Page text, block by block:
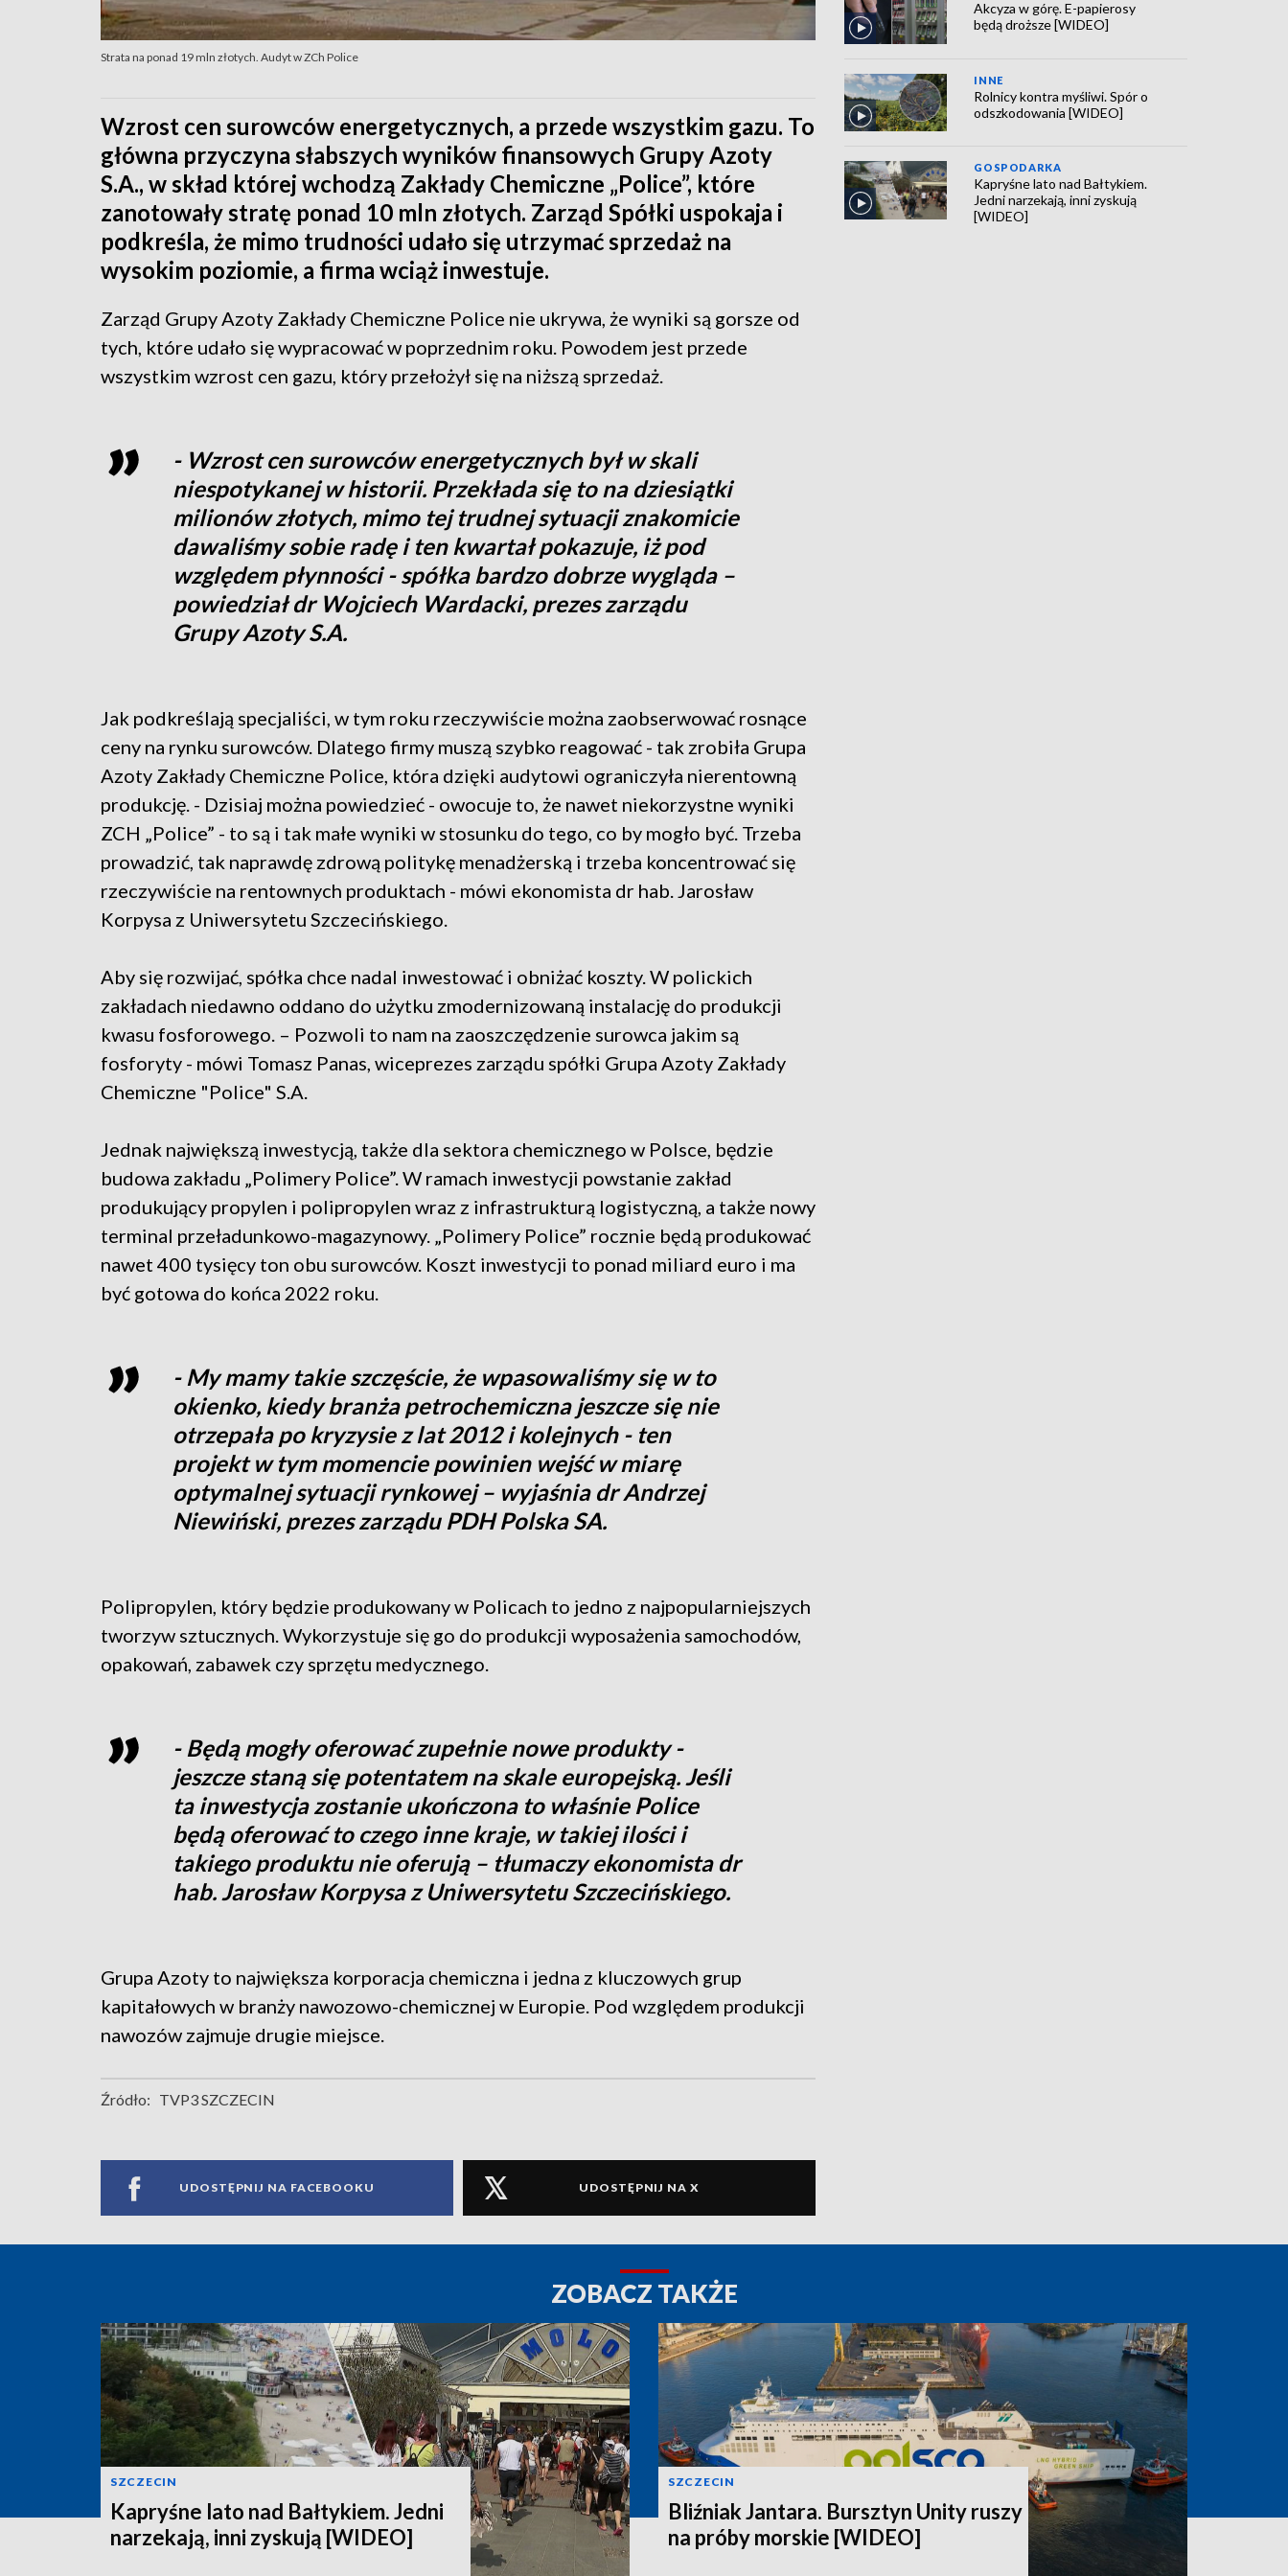
Strata na ponad 19 mln złotych. Audyt w ZCh Police
Wzrost cen surowców energetycznych, a przede wszystkim gazu. To
główna przyczyna słabszych wyników finansowych Grupy Azoty
S.A., w skład której wchodzą Zakłady Chemiczne „Police”, które
zanotowały stratę ponad 10 mln złotych. Zarząd Spółki uspokaja i
podkreśla, że mimo trudności udało się utrzymać sprzedaż na
wysokim poziomie, a firma wciąż inwestuje.
Zarząd Grupy Azoty Zakłady Chemiczne Police nie ukrywa, że wyniki są gorsze od
tych, które udało się wypracować w poprzednim roku. Powodem jest przede
wszystkim wzrost cen gazu, który przełożył się na niższą sprzedaż.
- Wzrost cen surowców energetycznych był w skali
niespotykanej w historii. Przekłada się to na dziesiątki
milionów złotych, mimo tej trudnej sytuacji znakomicie
dawaliśmy sobie radę i ten kwartał pokazuje, iż pod
względem płynności - spółka bardzo dobrze wygląda –
powiedział dr Wojciech Wardacki, prezes zarządu
Grupy Azoty S.A.
Jak podkreślają specjaliści, w tym roku rzeczywiście można zaobserwować rosnące
ceny na rynku surowców. Dlatego firmy muszą szybko reagować - tak zrobiła Grupa
Azoty Zakłady Chemiczne Police, która dzięki audytowi ograniczyła nierentowną
produkcję. - Dzisiaj można powiedzieć - owocuje to, że nawet niekorzystne wyniki
ZCH „Police” - to są i tak małe wyniki w stosunku do tego, co by mogło być. Trzeba
prowadzić, tak naprawdę zdrową politykę menadżerską i trzeba koncentrować się
rzeczywiście na rentownych produktach - mówi ekonomista dr hab. Jarosław
Korpysa z Uniwersytetu Szczecińskiego.
Aby się rozwijać, spółka chce nadal inwestować i obniżać koszty. W polickich
zakładach niedawno oddano do użytku zmodernizowaną instalację do produkcji
kwasu fosforowego. – Pozwoli to nam na zaoszczędzenie surowca jakim są
fosforyty - mówi Tomasz Panas, wiceprezes zarządu spółki Grupa Azoty Zakłady
Chemiczne "Police" S.A.
Jednak największą inwestycją, także dla sektora chemicznego w Polsce, będzie
budowa zakładu „Polimery Police”. W ramach inwestycji powstanie zakład
produkujący propylen i polipropylen wraz z infrastrukturą logistyczną, a także nowy
terminal przeładunkowo-magazynowy. „Polimery Police” rocznie będą produkować
nawet 400 tysięcy ton obu surowców. Koszt inwestycji to ponad miliard euro i ma
być gotowa do końca 2022 roku.
- My mamy takie szczęście, że wpasowaliśmy się w to
okienko, kiedy branża petrochemiczna jeszcze się nie
otrzepała po kryzysie z lat 2012 i kolejnych - ten
projekt w tym momencie powinien wejść w miarę
optymalnej sytuacji rynkowej – wyjaśnia dr Andrzej
Niewiński, prezes zarządu PDH Polska SA.
Polipropylen, który będzie produkowany w Policach to jedno z najpopularniejszych
tworzyw sztucznych. Wykorzystuje się go do produkcji wyposażenia samochodów,
opakowań, zabawek czy sprzętu medycznego.
- Będą mogły oferować zupełnie nowe produkty -
jeszcze staną się potentatem na skale europejską. Jeśli
ta inwestycja zostanie ukończona to właśnie Police
będą oferować to czego inne kraje, w takiej ilości i
takiego produktu nie oferują – tłumaczy ekonomista dr
hab. Jarosław Korpysa z Uniwersytetu Szczecińskiego.
Grupa Azoty to największa korporacja chemiczna i jedna z kluczowych grup
kapitałowych w branży nawozowo-chemicznej w Europie. Pod względem produkcji
nawozów zajmuje drugie miejsce.
Źródło: TVP3 SZCZECIN
UDOSTĘPNIJ NA FACEBOOKU UDOSTĘPNIJ NA X
Akcyza w górę. E-papierosy
będą droższe [WIDEO]
INNE
Rolnicy kontra myśliwi. Spór o
odszkodowania [WIDEO]
GOSPODARKA
Kapryśne lato nad Bałtykiem.
Jedni narzekają, inni zyskują
[WIDEO]
ZOBACZ TAKŻE
SZCZECIN
Kapryśne lato nad Bałtykiem. Jedni
narzekają, inni zyskują [WIDEO]
SZCZECIN
Bliźniak Jantara. Bursztyn Unity ruszy
na próby morskie [WIDEO]